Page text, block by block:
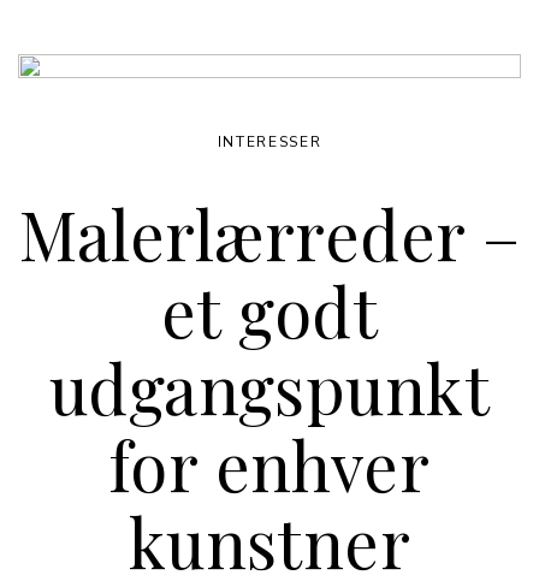
Malerlærreder –
et godt
udgangspunkt
for enhver
kunstner
INTERESSER